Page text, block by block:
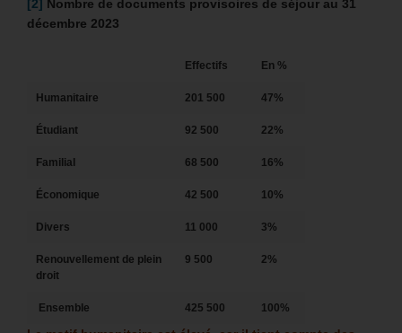
[2]
Nombre de documents provisoires de séjour au 31
décembre 2023
Effectifs En %
Humanitaire 201 500 47%
Étudiant 92 500 22%
Familial 68 500 16%
Économique 42 500 10%
Divers 11 000 3%
Renouvellement de plein
droit
9 500 2%
Ensemble 425 500 100%